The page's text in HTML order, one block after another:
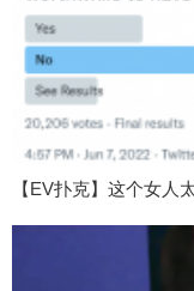
【EV扑克】这个女人